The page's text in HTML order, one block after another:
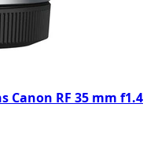
Canon RF 35 mm f1.4